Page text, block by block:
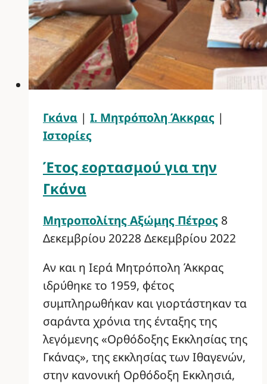
Γκάνα | Ι. Μητρόπολη Άκκρας |
Ιστορίες
Έτος εορτασμού για την
Γκάνα
Μητροπολίτης Αξώμης Πέτρος 8
Δεκεμβρίου 20228 Δεκεμβρίου 2022
Αν και η Ιερά Μητρόπολη Άκκρας
ιδρύθηκε το 1959, φέτος
συμπληρωθήκαν και γιορτάστηκαν τα
σαράντα χρόνια της ένταξης της
λεγόμενης «Ορθόδοξης Εκκλησίας της
Γκάνας», της εκκλησίας των Ιθαγενών,
στην κανονική Ορθόδοξη Εκκλησιά,